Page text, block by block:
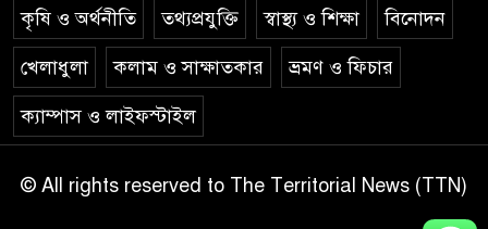
কৃষি ও অর্থনীতি তথ্যপ্রযুক্তি স্বাস্থ্য ও শিক্ষা বিনোদন
খেলাধুলা কলাম ও সাক্ষাতকার ভ্রমণ ও ফিচার
ক্যাম্পাস ও লাইফস্টাইল
© All rights reserved to The Territorial News (TTN)